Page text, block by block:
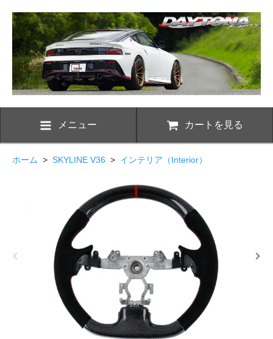
メニュー カートを見る
ホーム > SKYLINE V36 > インテリア（Interior）